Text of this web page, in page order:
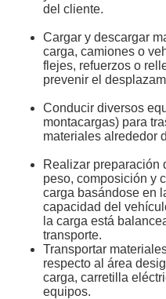
del cliente.
Cargar y descargar
carga, camiones o
flejes, refuerzos o
prevenir el
Conducir diversos
montacargas) para
materiales alrededor
Realizar preparación
peso, composición y
carga basándose en
capacidad del
la carga está
transporte.
Transportar
respecto al área
carga, carretilla
equipos.